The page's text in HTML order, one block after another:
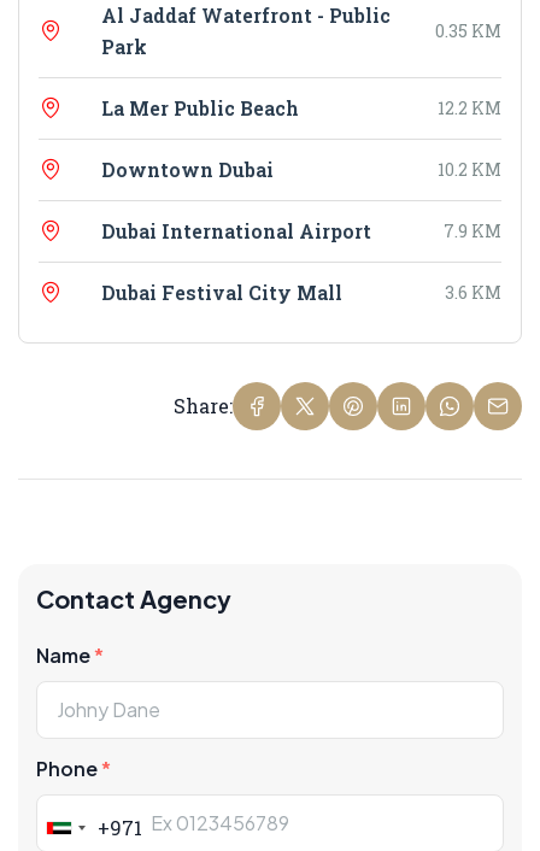
Al Jaddaf Waterfront - Public
Park
0.35 KM
La Mer Public Beach 12.2 KM
Downtown Dubai 10.2 KM
Dubai International Airport 7.9 KM
Dubai Festival City Mall 3.6 KM
Share:
Contact Agency
Name
Phone
United
+971